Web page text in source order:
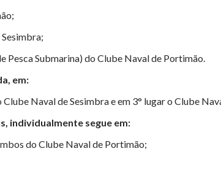
Pesca Submarina) do Clube Naval de Portimão.
em:
Naval de Sesimbra e em 3° lugar o Clube
individualmente segue em:
do Clube Naval de Portimão;